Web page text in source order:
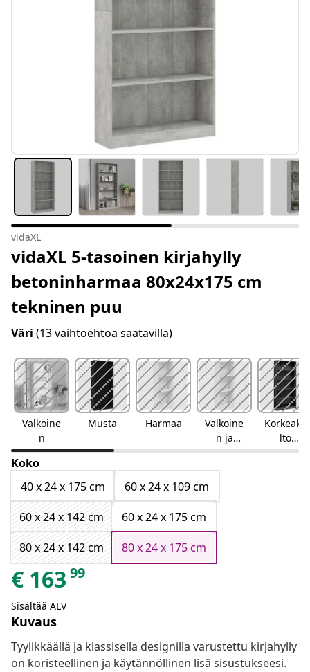
vidaXL
vidaXL 5-tasoinen kirjahylly
betoninharmaa 80x24x175 cm
tekninen puu
Väri (13 vaihtoehtoa saatavilla)
Valkoine
n
Musta Harmaa
Valkoine
n ja
Sonoma-
tammi
Korkeakii
lto
harmaa
Koko
40 x 24 x 175 cm
60 x 24 x 109 cm
60 x 24 x 142 cm
60 x 24 x 175 cm
80 x 24 x 142 cm
80 x 24 x 175 cm
€ 163 99
Sisältää ALV
Kuvaus
Tyylikkäällä ja klassisella designilla varustettu kirjahylly
on koristeellinen ja käytännöllinen lisä sisustukseesi.